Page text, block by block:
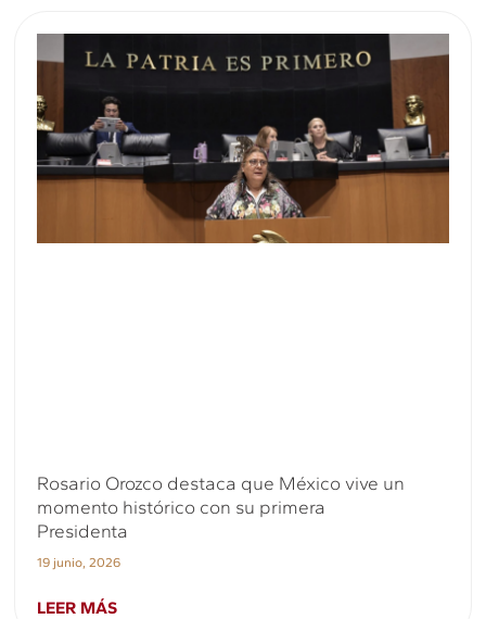
Rosario Orozco destaca que México vive un
momento histórico con su primera
Presidenta
19 junio, 2026
LEER MÁS